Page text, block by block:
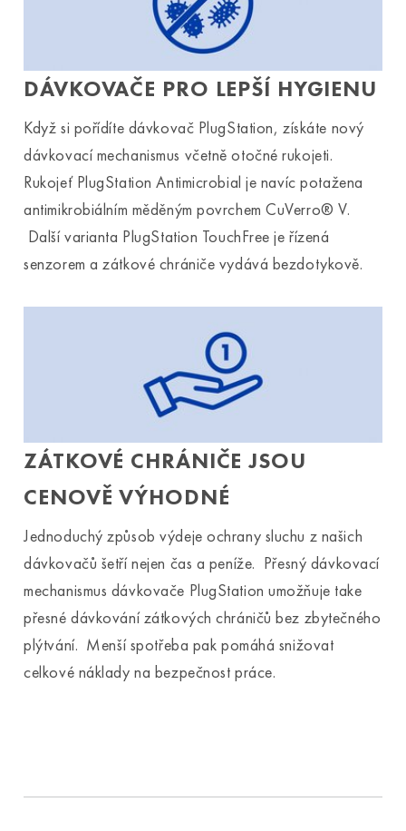
DÁVKOVAČE PRO LEPŠÍ HYGIENU
Když si pořídíte dávkovač PlugStation, získáte nový
dávkovací mechanismus včetně otočné rukojeti.
Rukojeť PlugStation Antimicrobial je navíc potažena
antimikrobiálním měděným povrchem CuVerro® V.
Další varianta PlugStation TouchFree je řízená
senzorem a zátkové chrániče vydává bezdotykově.
ZÁTKOVÉ CHRÁNIČE JSOU
CENOVĚ VÝHODNÉ
Jednoduchý způsob výdeje ochrany sluchu z našich
dávkovačů šetří nejen čas a peníže. Přesný dávkovací
mechanismus dávkovače PlugStation umožňuje take
přesné dávkování zátkových chráničů bez zbytečného
plýtvání. Menší spotřeba pak pomáhá snižovat
celkové náklady na bezpečnost práce.